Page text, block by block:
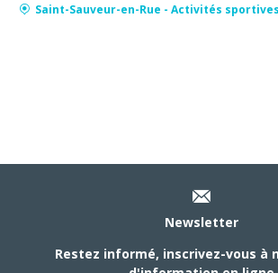
Saint-Sauveur-en-Rue - Activités sportives
Newsletter
Restez informé, inscrivez-vous à